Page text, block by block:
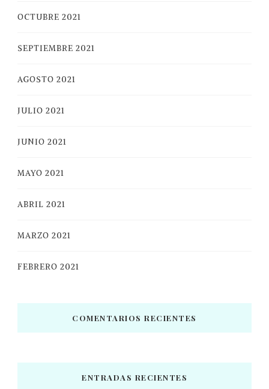
OCTUBRE 2021
SEPTIEMBRE 2021
AGOSTO 2021
JULIO 2021
JUNIO 2021
MAYO 2021
ABRIL 2021
MARZO 2021
FEBRERO 2021
COMENTARIOS RECIENTES
ENTRADAS RECIENTES